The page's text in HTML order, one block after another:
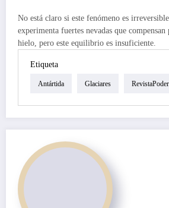
No está claro si este fenómeno es
experimenta fuertes nevadas que
hielo, pero este equilibrio es insuficiente.
Etiqueta
Antártida Glaciares RevistaPoder